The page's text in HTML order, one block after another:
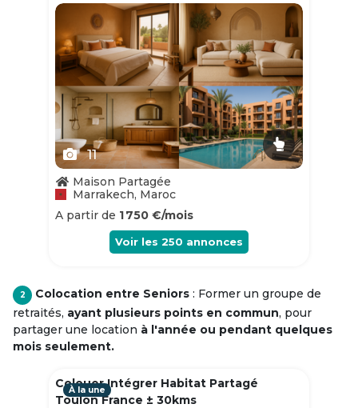
Slide 1 of 11
11
Maison Partagée
Marrakech, Maroc
A partir de 1 750 €/mois
Voir les 250 annonces
2 Colocation entre Seniors : Former un groupe de
retraités, ayant plusieurs points en commun, pour
partager une location à l'année ou pendant quelques
mois seulement.
Colouer Intégrer Habitat Partagé
Toulon France ± 30kms
À la une